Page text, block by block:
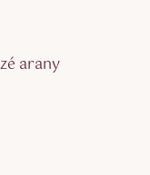
arany